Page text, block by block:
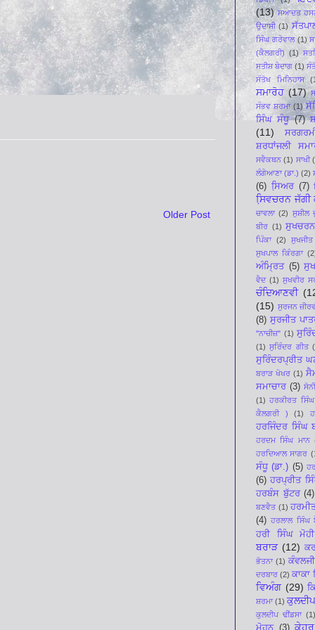
Older Post
(13) ਸਆਦਤ
ਉਦਾਸੀ (1)
ਸਿੰਘ ਗਰੇਵਾਲ (1)
(ਕੈਲਗਰੀ) (1)
ਸਤੀਸ਼ ਬੇਦਾਗ (1)
ਸੰਤੋਖ ਮਿਨਿਹਾਸ
ਸਮਾਰੋਹ (17)
ਸੰਭਵ ਸ਼ਰਮਾ (1)
ਸਿੰਘ ਸੰਧੂ (7)
(11)
ਸ਼ਰਧਾਂਜਲੀ
ਸਵੈਕਥਨ (1) ਸਾਖੀ
ਲੰਗੇਆਣਾ (ਡਾ.) (2)
(6) ਸਿ਼ਅਰ (7)
ਸਿ਼ਵਚਰਨ ਜੱਗੀ
ਚਾਵਲਾ (2) ਸੁਸ਼ੀਲ
ਬੀਰ (1)
ਪਿੰਕਾ (2)
ਸੁਖਪਾਲ ਕਿੰਰਗਾ
ਅੰਮ੍ਰਿਤ (5)
ਵੈਦ (1) ਸੁਖਵੀਰ
ਚੰਦਿਆਣਵੀ
(15) ਸੁਰਜਨ
(8) ਸੁਰਜੀਤ
"ਨਾਚੀਜ਼" (1)
(1) ਸੁਰਿੰਦਰ ਗੀਤ
ਸੁਰਿੰਦਰਪ੍ਰੀਤ
ਬਰਾੜ ਖੋਖਰ (1)
ਸਮਾਚਾਰ (3)
(1) ਹਰਕੀਰਤ
ਕੈਲਗਰੀ )
(1)
ਹਰਜਿੰਦਰ ਸਿੰਘ
ਹਰਦਮ ਸਿੰਘ ਮਾਨ
ਹਰਦਿਆਲ ਸਾਗਰ
ਸੰਧੂ (ਡਾ.) (5)
(6) ਹਰਪ੍ਰੀਤ
ਹਰਬੰਸ ਬੁੱਟਰ (4)
ਬਣਵੈਤ (1)
(4) ਹਰਲਾਲ ਸਿੰਘ
ਹਰੀ ਸਿੰਘ ਮੋਹੀ
ਬਰਾੜ (12)
ਭੋਤਨਾ (1)
ਦਰਬਾਰ (2) ਕਾਕਾ
ਵਿਅੰਗ (29)
ਸ਼ਰਮਾ (1)
ਕੁਲਦੀਪ ਢੀਂਡਸਾ
ਮੋਹਨ (3)